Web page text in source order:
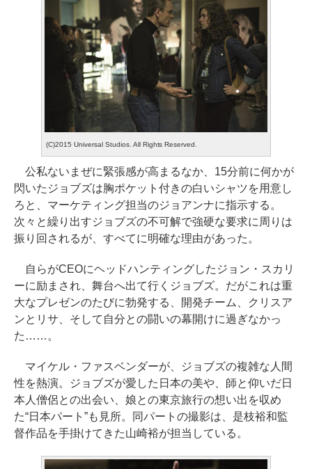
(C)2015 Universal Studios. All Rights Reserved.
公私ないまぜに緊張感が高まるなか、15分前に何かが
閃いたジョブズは胸ポケット付きの白いシャツを用意し
ろと、マーケティング担当のジョアンナに指示する。
次々と繰り出すジョブズの不可解で強硬な要求に周りは
振り回されるが、すべてに明確な理由があった。
自らがCEOにヘッドハンティングしたジョン・スカリ
ーに励まされ、舞台へ出て行くジョブズ。だがこれは重
大なプレゼンのたびに勃発する、開発チーム、クリスア
ンとリサ、そして自分との闘いの幕開けに過ぎなかっ
た……。
マイケル・ファスベンダーが、ジョブズの複雑な人間
性を熱演。ジョブズが愛した日本の美や、師と仰いだ日
本人僧侶との出会い、娘との東京旅行の想い出を収め
た“日本パート”も見所。同パートの撮影は、是枝裕和監
督作品を手掛けてきた山崎裕が担当している。